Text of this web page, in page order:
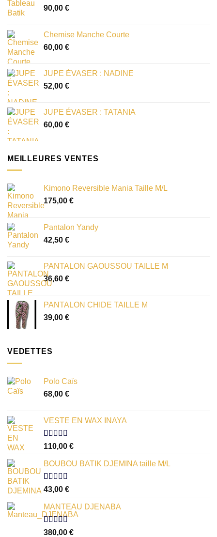
90,00 €
Chemise Manche Courte
60,00 €
JUPE ÉVASER : NADINE
52,00 €
JUPE ÉVASER : TATANIA
60,00 €
MEILLEURES VENTES
Kimono Reversible Mania Taille M/L
175,00 €
Pantalon Yandy
42,50 €
PANTALON GAOUSSOU TAILLE M
36,60 €
PANTALON CHIDE TAILLE M
39,00 €
VEDETTES
Polo Caïs
68,00 €
VESTE EN WAX INAYA
Note
sur
5
110,00 €
BOUBOU BATIK DJEMINA taille M/L
Note
1.00
sur
5
43,00 €
MANTEAU DJENABA
Note
380,00 €